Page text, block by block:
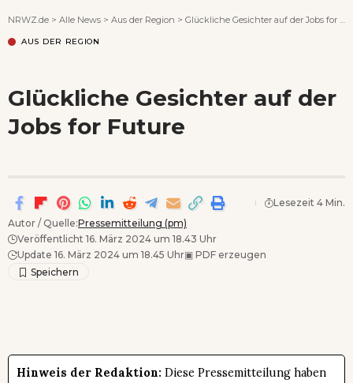
NRWZ.de > Alle News > Aus der Region > Glückliche Gesichter auf der Jobs for Future
AUS DER REGION
Glückliche Gesichter auf der
Jobs for Future
Autor / Quelle:Pressemitteilung (pm)
Veröffentlicht 16. März 2024 um 18.43 Uhr
Update 16. März 2024 um 18.45 Uhr▣ PDF erzeugen
Lesezeit 4 Min.
Hinweis der Redaktion: Diese Pressemitteilung haben